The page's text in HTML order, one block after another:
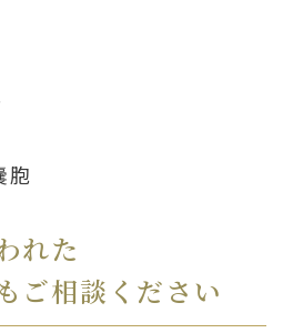
胞
れた
ご相談ください